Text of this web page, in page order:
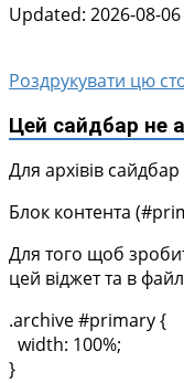
Updated: 2026-08-06
Роздрукувати цю
Цей сайдбар не
Для архівів
Блок контента
Для того щоб
цей віджет та в
.archive #primary {
width: 100%;
}